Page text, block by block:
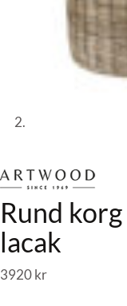
Rund
lacak
3920kr